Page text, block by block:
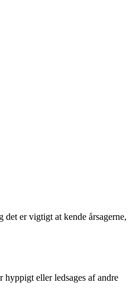
er vigtigt at kende årsagerne,
eller ledsages af andre